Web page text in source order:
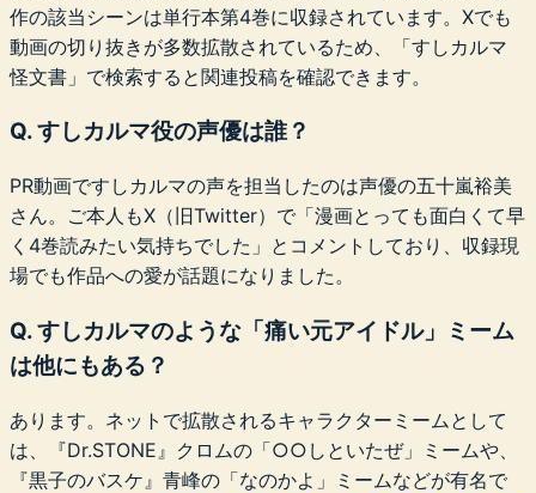
作の該当シーンは単行本第4巻に収録されています。Xでも
動画の切り抜きが多数拡散されているため、「すしカルマ
怪文書」で検索すると関連投稿を確認できます。
Q. すしカルマ役の声優は誰？
PR動画ですしカルマの声を担当したのは声優の五十嵐裕美
さん。ご本人もX（旧Twitter）で「漫画とっても面白くて早
く4巻読みたい気持ちでした」とコメントしており、収録現
場でも作品への愛が話題になりました。
Q. すしカルマのような「痛い元アイドル」ミーム
は他にもある？
あります。ネットで拡散されるキャラクターミームとして
は、『Dr.STONE』クロムの「○○しといたぜ」ミームや、
『黒子のバスケ』青峰の「なのかよ」ミームなどが有名で